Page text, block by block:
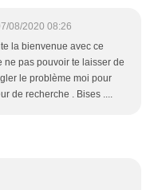
08/2020 08:26
la bienvenue avec ce
ne pas pouvoir te laisser de
le problème moi pour
de recherche . Bises ....